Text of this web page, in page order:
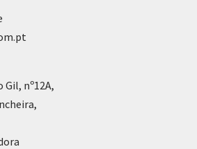
Gil, nº12A,